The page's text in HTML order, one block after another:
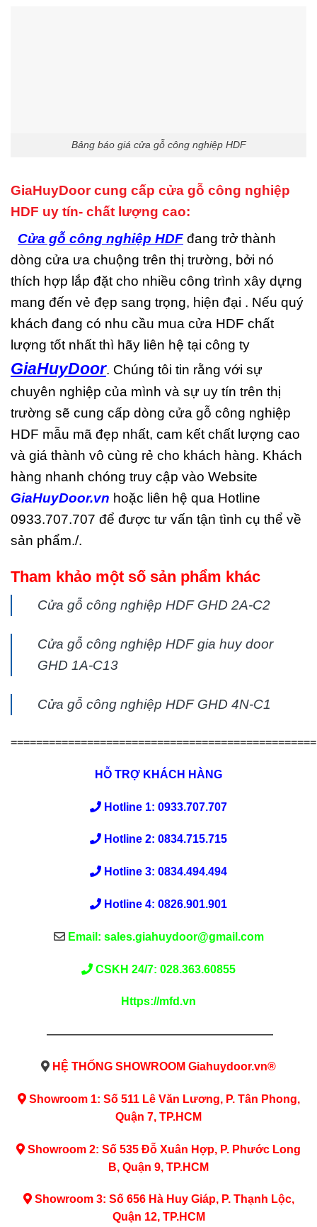
Bảng báo giá cửa gỗ công nghiệp HDF
GiaHuyDoor cung cấp cửa gỗ công nghiệp
HDF uy tín- chất lượng cao:
Cửa gỗ công nghiệp HDF đang trở thành
dòng cửa ưa chuộng trên thị trường, bởi nó
thích hợp lắp đặt cho nhiều công trình xây dựng
mang đến vẻ đẹp sang trọng, hiện đại . Nếu quý
khách đang có nhu cầu mua cửa HDF chất
lượng tốt nhất thì hãy liên hệ tại công ty
GiaHuyDoor. Chúng tôi tin rằng với sự
chuyên nghiệp của mình và sự uy tín trên thị
trường sẽ cung cấp dòng cửa gỗ công nghiệp
HDF mẫu mã đẹp nhất, cam kết chất lượng cao
và giá thành vô cùng rẻ cho khách hàng. Khách
hàng nhanh chóng truy cập vào Website
GiaHuyDoor.vn hoặc liên hệ qua Hotline
0933.707.707 để được tư vấn tận tình cụ thể về
sản phẩm./.
Tham khảo một số sản phẩm khác
Cửa gỗ công nghiệp HDF GHD 2A-C2
Cửa gỗ công nghiệp HDF gia huy door
GHD 1A-C13
Cửa gỗ công nghiệp HDF GHD 4N-C1
================================================
HỖ TRỢ KHÁCH HÀNG
Hotline 1: 0933.707.707
Hotline 2: 0834.715.715
Hotline 3: 0834.494.494
Hotline 4: 0826.901.901
Email: sales.giahuydoor@gmail.com
CSKH 24/7: 028.363.60855
Https://mfd.vn
————————————————————
HỆ THỐNG SHOWROOM Giahuydoor.vn®
Showroom 1: Số 511 Lê Văn Lương, P. Tân Phong,
Quận 7, TP.HCM
Showroom 2: Số 535 Đỗ Xuân Hợp, P. Phước Long
B, Quận 9, TP.HCM
Showroom 3: Số 656 Hà Huy Giáp, P. Thạnh Lộc,
Quận 12, TP.HCM